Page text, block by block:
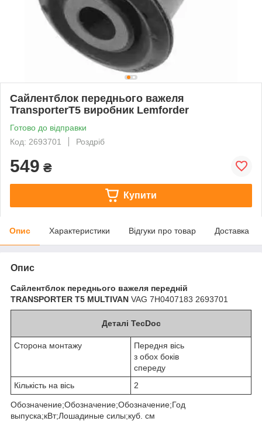
Сайлентблок переднього важеля
TransporterT5 виробник Lemforder
Готово до відправки
Код: 2693701
Роздріб
549 ₴
Купити
Опис Характеристики Відгуки про товар Доставка
Опис
Сайлентблок переднього важеля передній
TRANSPORTER T5 MULTIVAN VAG 7H0407183 2693701
Деталі TecDoc
Сторона монтажу
Передня вісь
з обох боків
спереду
Кількість на вісь
2
Обозначение;Обозначение;Обозначение;Год
выпуска;кВт;Лошадиные силы;куб. см